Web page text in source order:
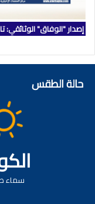
إصدار "الوفاق" الوثائقي:
حالة الطقس
سماء